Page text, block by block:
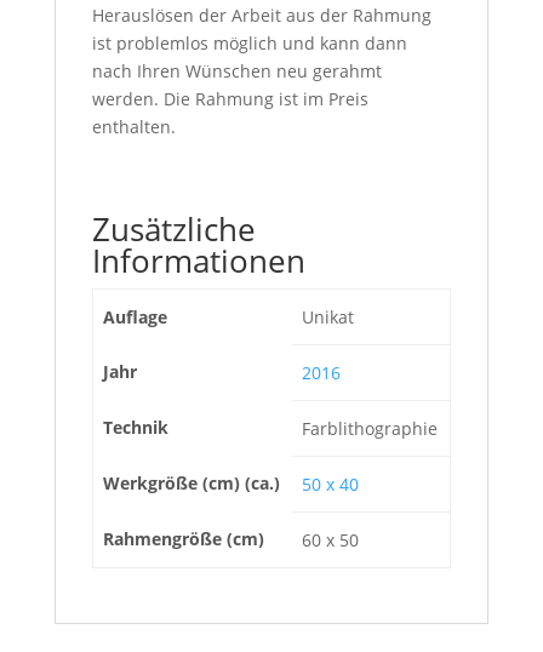
Herauslösen der Arbeit aus der Rahmung
ist problemlos möglich und kann dann
nach Ihren Wünschen neu gerahmt
werden. Die Rahmung ist im Preis
enthalten.
Zusätzliche
Informationen
Auflage Unikat
Jahr 2016
Technik Farblithographie
Werkgröße (cm) (ca.) 50 x 40
Rahmengröße (cm) 60 x 50